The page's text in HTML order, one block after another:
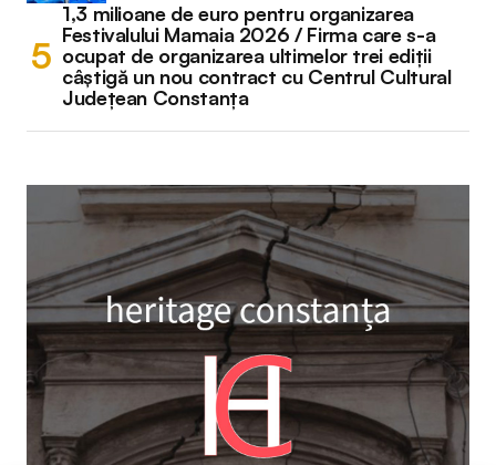
1,3 milioane de euro pentru organizarea
Festivalului Mamaia 2026 / Firma care s-a
ocupat de organizarea ultimelor trei ediții
câștigă un nou contract cu Centrul Cultural
Județean Constanța